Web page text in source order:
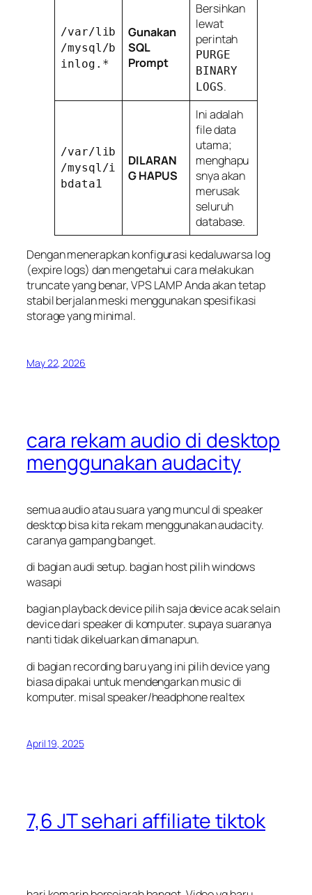
/var/lib
/mysql/b
inlog.*
Gunakan
SQL
Prompt
Bersihkan
lewat
perintah
PURGE
BINARY
LOGS.
/var/lib
/mysql/i
bdata1
DILARAN
G HAPUS
Ini adalah
file data
utama;
menghapu
snya akan
merusak
seluruh
database.
Dengan menerapkan konfigurasi kedaluwarsa log
(expire logs) dan mengetahui cara melakukan
truncateyang benar, VPS LAMP Anda akan tetap
stabil berjalan meski menggunakan spesifikasi
storage yang minimal.
May 22, 2026
cara rekam audio di desktop
menggunakan audacity
semua audio atau suara yang muncul di speaker
desktop bisa kita rekam menggunakan audacity.
caranya gampang banget.
di bagian audi setup. bagian host pilih windows
wasapi
bagian playback device pilih saja device acak selain
device dari speaker di komputer. supaya suaranya
nanti tidak dikeluarkan dimanapun.
di bagian recording baru yang ini pilih device yang
biasa dipakai untuk mendengarkan music di
komputer. misal speaker/headphone realtex
April 19, 2025
7,6 JT sehari affiliate tiktok